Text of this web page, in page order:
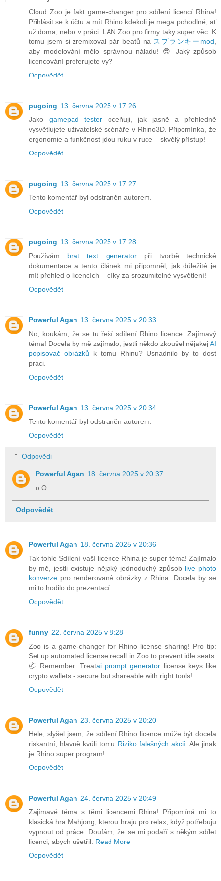
Cloud Zoo je fakt game-changer pro sdílení licencí Rhina!
Přihlásit se k účtu a mít Rhino kdekoli je mega pohodlné, ať
už doma, nebo v práci. LAN Zoo pro firmy taky super věc. K
tomu jsem si zremixoval pár beatů na スプランキーmod
aby modelování mělo správnou náladu! 😎 Jaký způsob
licencování preferujete vy?
Odpovědět
pugoing 13. června 2025 v 17:26
Jako gamepad tester oceňuji, jak jasně a přehledně
vysvětlujete uživatelské scénáře v Rhino3D. Připomínka, že
ergonomie a funkčnost jdou ruku v ruce – skvělý přístup!
Odpovědět
pugoing 13. června 2025 v 17:27
Tento komentář byl odstraněn autorem.
Odpovědět
pugoing 13. června 2025 v 17:28
Používám brat text generatorpři tvorbě technické
dokumentace a tento článek mi připomněl, jak důležité je
mít přehled o licencích – díky za srozumitelné vysvětlení!
Odpovědět
Powerful Agan 13. června 2025 v 20:33
No, koukám, že se tu řeší sdílení Rhino licence. Zajímavý
téma! Docela by mě zajímalo, jestli někdo zkoušel nějakejAI
popisovač obrázků k tomu Rhinu? Usnadnilo by to dost
práci.
Odpovědět
Powerful Agan 13. června 2025 v 20:34
Tento komentář byl odstraněn autorem.
Odpovědět
Odpovědi
Powerful Agan 18. června 2025 v 20:37
o.O
Odpovědět
Powerful Agan 18. června 2025 v 20:36
Tak tohle Sdílení vaší licence Rhina je super téma! Zajímalo
by mě, jestli existuje nějaký jednoduchý způsob live photo
konverze pro renderované obrázky z Rhina. Docela by se
mi to hodilo do prezentací.
Odpovědět
funny 22. června 2025 v 8:28
Zoo is a game-changer for Rhino license sharing! Pro tip:
Set up automated license recall in Zoo to prevent idle seats.
🦏 Remember: Treatai prompt generator license keys like
crypto wallets - secure but shareable with right tools!
Odpovědět
Powerful Agan 23. června 2025 v 20:20
Hele, slyšel jsem, že sdílení Rhino licence může být docela
riskantní, hlavně kvůli tomu Riziko falešných akcií. Ale jinak
je Rhino super program!
Odpovědět
Powerful Agan 24. června 2025 v 20:49
Zajímavé téma s těmi licencemi Rhina! Připomíná mi to
klasická hra Mahjong, kterou hraju pro relax, když potřebuju
vypnout od práce. Doufám, že se mi podaří s někým sdílet
licenci, abych ušetřil. Read More
Odpovědět